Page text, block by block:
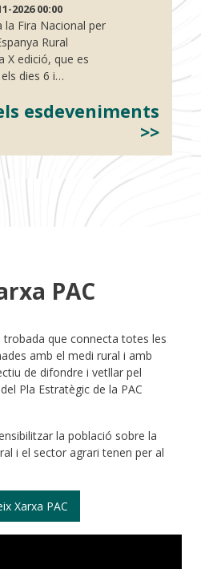
2026 00:00
la Fira Nacional per
Rural
X edició, que es
dies 6 i…
esdeveniments
>>
PAC
trobada que connecta totes les
amb el medi rural i amb
de difondre i vetllar pel
Pla Estratègic de la PAC
la població sobre la
i el sector agrari tenen per al
Xarxa PAC